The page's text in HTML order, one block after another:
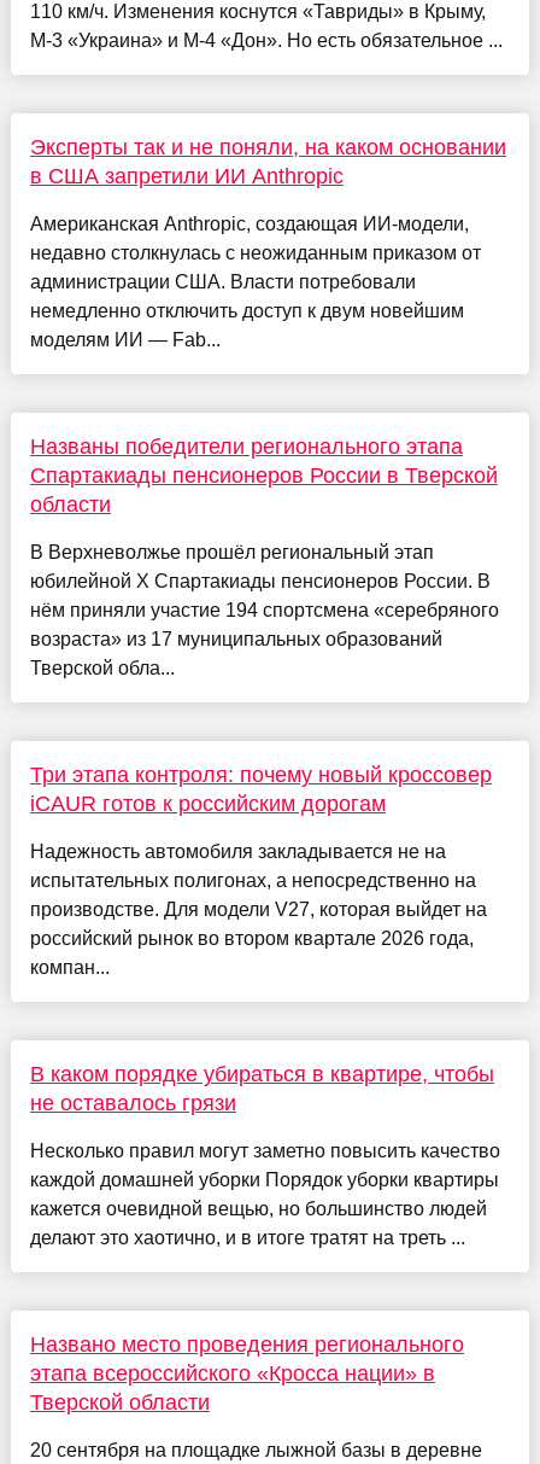
110 км/ч. Изменения коснутся «Тавриды» в Крыму,
М-3 «Украина» и М-4 «Дон». Но есть обязательное ...
Эксперты так и не поняли, на каком основании
в США запретили ИИ Anthropic
Американская Anthropic, создающая ИИ-модели,
недавно столкнулась с неожиданным приказом от
администрации США. Власти потребовали
немедленно отключить доступ к двум новейшим
моделям ИИ — Fab...
Названы победители регионального этапа
Спартакиады пенсионеров России в Тверской
области
В Верхневолжье прошёл региональный этап
юбилейной X Спартакиады пенсионеров России. В
нём приняли участие 194 спортсмена «серебряного
возраста» из 17 муниципальных образований
Тверской обла...
Три этапа контроля: почему новый кроссовер
iCAUR готов к российским дорогам
Надежность автомобиля закладывается не на
испытательных полигонах, а непосредственно на
производстве. Для модели V27, которая выйдет на
российский рынок во втором квартале 2026 года,
компан...
В каком порядке убираться в квартире, чтобы
не оставалось грязи
Несколько правил могут заметно повысить качество
каждой домашней уборки Порядок уборки квартиры
кажется очевидной вещью, но большинство людей
делают это хаотично, и в итоге тратят на треть ...
Названо место проведения регионального
этапа всероссийского «Кросса нации» в
Тверской области
20 сентября на площадке лыжной базы в деревне